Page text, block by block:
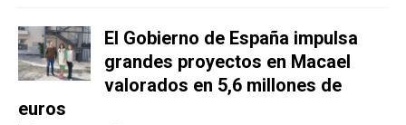
El Gobierno de España impulsa
grandes proyectos en Macael
valorados en 5,6 millones de
euros